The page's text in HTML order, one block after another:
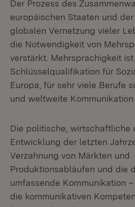
Der Prozess des
europäischen Staaten und
globalen Vernetzung vieler
die Notwendigkeit von
verstärkt. Mehrsprachigkeit ist
Schlüsselqualifikation für
Europa, für sehr viele Berufe
und weltweite Kommunikation
Die politische, wirtschaftliche
Entwicklung der letzten
Verzahnung von Märkten und
Produktionsabläufen und die
umfassende Kommunikation
die kommunikativen